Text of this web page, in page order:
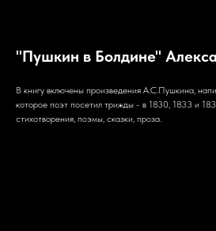
"Пушкин в Болдине"
В книгу включены произведения А.С.Пушкина,
которое поэт посетил трижды - в 1830, 1833 и
стихотворения, поэмы, сказки, проза.